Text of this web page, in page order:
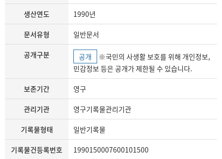
생산연도 1990년
문서유형 일반문서
공개구분 공개
민감정보 등은 공개가 제한될 수 있습니다.
보존기간 영구
관리기관 영구기록물관리기관
기록물형태 일반기록물
기록물건등록번호 1990150007600101500